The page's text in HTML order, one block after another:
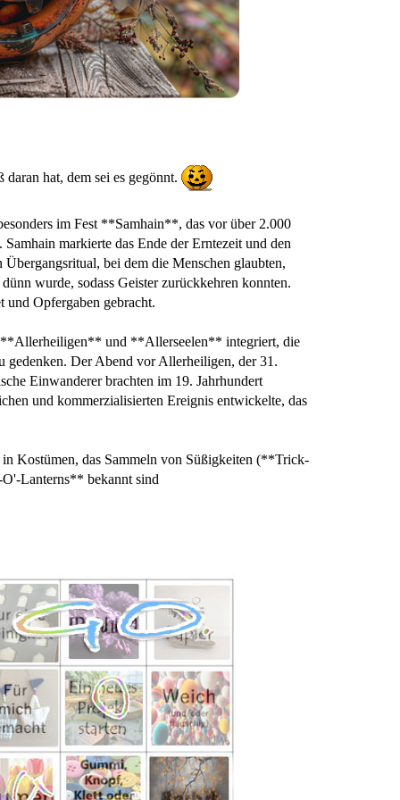
hat, dem sei es gegönnt.
im Fest **Samhain**, das vor über 2.000
markierte das Ende der Erntezeit und den
bei dem die Menschen glaubten,
wurde, sodass Geister zurückkehren konnten.
und Opfergaben gebracht.
**Allerheiligen** und **Allerseelen** integriert, die
gedenken. Der Abend vor Allerheiligen, der 31.
Einwanderer brachten im 19. Jahrhundert
und kommerzialisierten Ereignis entwickelte, das
Kostümen, das Sammeln von Süßigkeiten (**Trick-
Lanterns** bekannt sind